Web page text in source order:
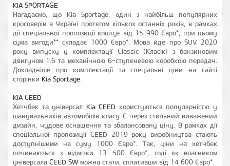
KIA SPORTAGE
Нагадаємо, що Kia Sportage, один з найбільш популярних
кросоверів в Україні протягом кількох останніх років, в рамках
дії спеціальної пропозиції коштує від 15 990 Євро*, при цьому
сума вигоди** складає 1000 Євро*. Мова йде про SUV 2020
року випуску у комплектації Classic (Класік) з бензиновим
двигуном 1.6 та механічною 6-ступеневою коробкою передач.
Докладніше про комплектації та спеціальні ціни на сайті
сторінки Kia Sportage
KIA CEED
Хетчбек та універсал Kia CEED користуються популярністю у
шанувальників автомобілів класу С через стильний виважений
дизайн, чудове оснащення та збалансовану ціну. В рамках дії
спеціальної пропозиції CEED 2019 року виробництва стають
доступнішими на суму 1000 Євро*. Так, ціни на хетчбек
починаються з відмітки 13 500 Євро*, тоді як власником
універсала CEED SW можна стати, сплативши від 14 600 Євро*.